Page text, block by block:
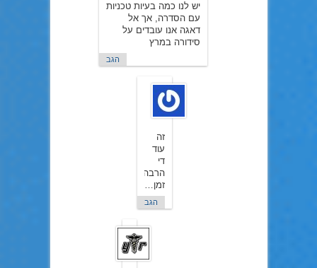
יש לנו כמה בעיות טכניות
עם הסדרה, אך אל
דאגה אנו עובדים על
סידורה במרץ
הגב
זה
עוד
די
הרבה
זמן…
הגב
YTR
ב26
בינואר
2016